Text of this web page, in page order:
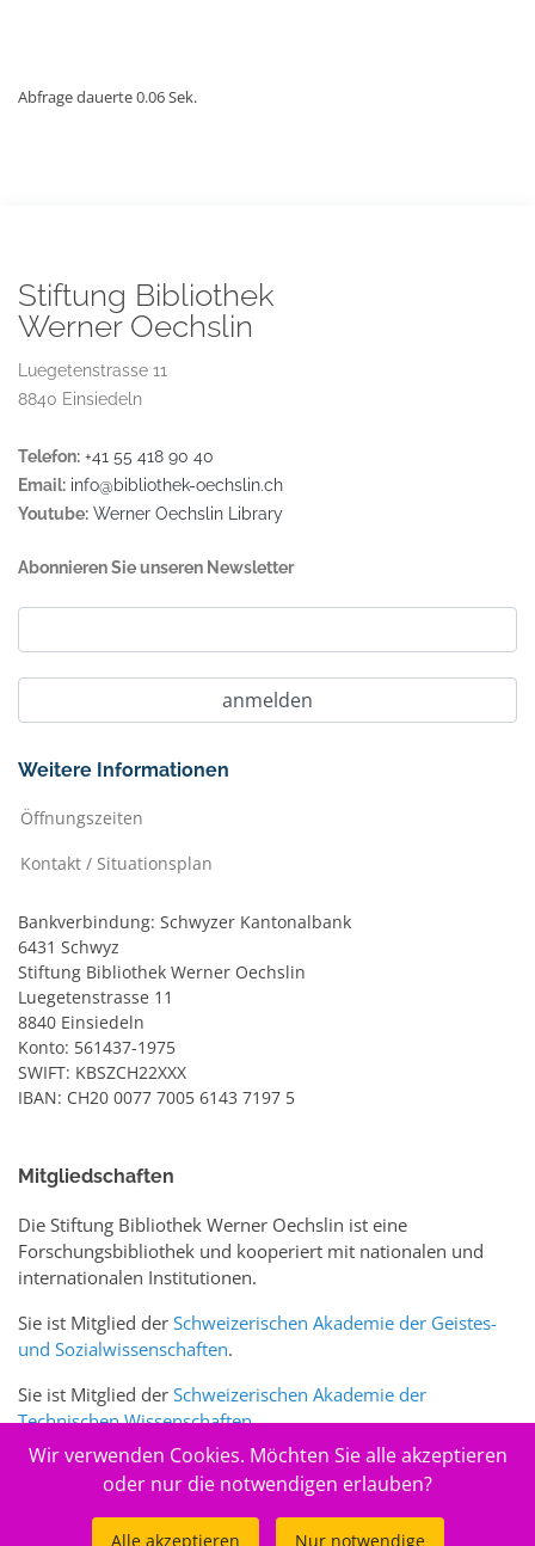
Abfrage dauerte 0.06 Sek.
Stiftung Bibliothek
Werner Oechslin
Luegetenstrasse 11
8840 Einsiedeln
Telefon: +41 55 418 90 40
Email: info@bibliothek-oechslin.ch
Youtube: Werner Oechslin Library
Abonnieren Sie unseren Newsletter
Weitere Informationen
Öffnungszeiten
Kontakt / Situationsplan
Bankverbindung: Schwyzer Kantonalbank
6431 Schwyz
Stiftung Bibliothek Werner Oechslin
Luegetenstrasse 11
8840 Einsiedeln
Konto: 561437-1975
SWIFT: KBSZCH22XXX
IBAN: CH20 0077 7005 6143 7197 5
Mitgliedschaften
Die Stiftung Bibliothek Werner Oechslin ist eine
Forschungsbibliothek und kooperiert mit nationalen und
internationalen Institutionen.
Sie ist Mitglied der Schweizerischen Akademie der Geistes-
und Sozialwissenschaften.
Sie ist Mitglied der Schweizerischen Akademie der
Technischen Wissenschaften.
Sie ist zudem Mitglied des Schweizer Portalswww.sciences-
Wir verwenden Cookies. Möchten Sie alle akzeptieren
oder nur die notwendigen erlauben?
Alle akzeptieren Nur notwendige